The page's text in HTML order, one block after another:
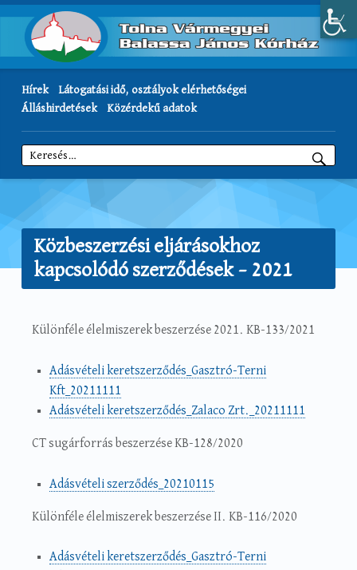
Hírek
Látogatási idő, osztályok elérhetőségei
Álláshirdetések
Közérdekű adatok
Keresés:
Közbeszerzési eljárásokhoz
kapcsolódó szerződések – 2021
Különféle élelmiszerek beszerzése 2021. KB-133/2021
Adásvételi keretszerződés_Gasztró-Terni
Kft_20211111
Adásvételi keretszerződés_Zalaco Zrt._20211111
CT sugárforrás beszerzése KB-128/2020
Adásvételi szerződés_20210115
Különféle élelmiszerek beszerzése II. KB-116/2020
Adásvételi keretszerződés_Gasztró-Terni